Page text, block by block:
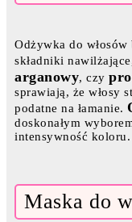
Odżywka do
składniki
arganowy, czy
sprawiają, że włosy
podatne na łamanie.
doskonałym
intensywność koloru.
Maska do